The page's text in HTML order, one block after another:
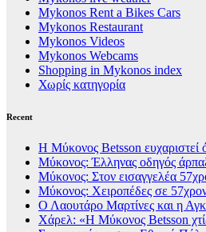
Mykonos Rent a Bikes Cars
Mykonos Restaurant
Mykonos Videos
Mykonos Webcams
Shopping in Mykonos index
Χωρίς κατηγορία
Recent
Η Μύκονος Betsson ευχαριστεί
Μύκονος: Έλληνας οδηγός
Μύκονος: Στον εισαγγελέα
Μύκονος: Χειροπέδες σε
Ο Λαουτάρο Μαρτίνες και η
Χάρελ: «Η Μύκονος Betsson